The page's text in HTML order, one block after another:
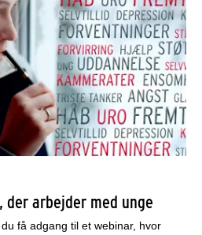
arbejder med unge
få adgang til et webinar, hvor